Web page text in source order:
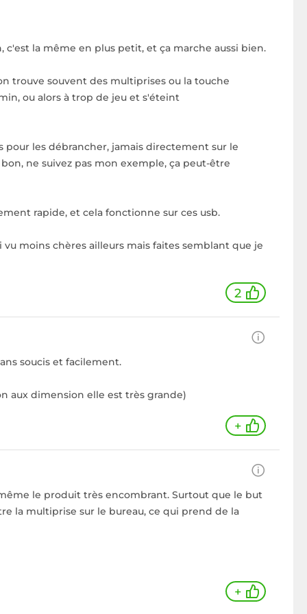
c'est la même en plus petit, et ça marche aussi bien.
trouve souvent des multiprises ou la touche
ou alors à trop de jeu et s'éteint
pour les débrancher, jamais directement sur le
ne suivez pas mon exemple, ça peut-être
rapide, et cela fonctionne sur ces usb.
moins chères ailleurs mais faites semblant que je
2
soucis et facilement.
aux dimension elle est très grande)
+
le produit très encombrant. Surtout que le but
la multiprise sur le bureau, ce qui prend de la
+